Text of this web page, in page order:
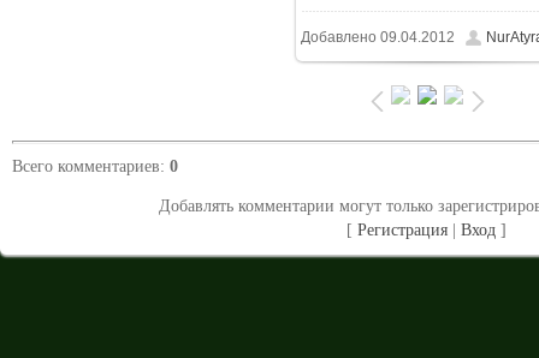
1024x683/ 161.4Kb
Добавлено 09.04.2012
Всего комментариев: 0
Добавлять комментарии могут только
[Регистрация |Вход ]